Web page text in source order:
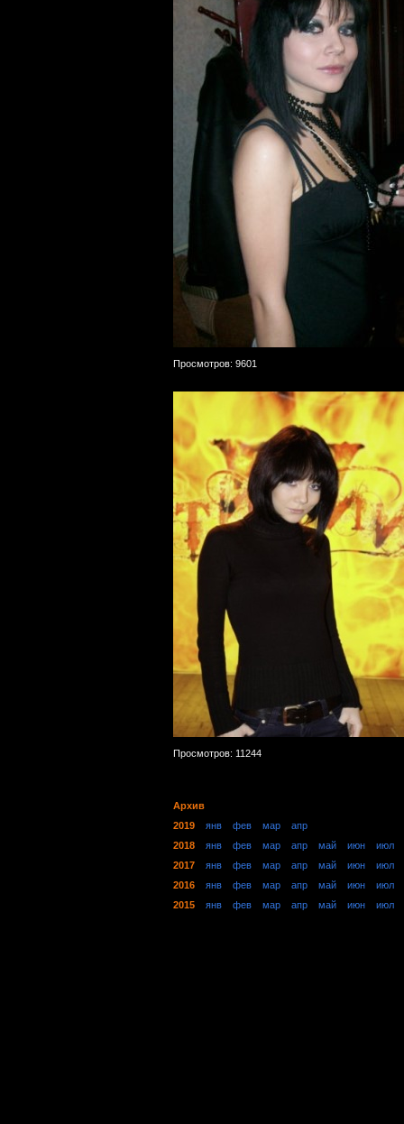
Просмотров: 9601
Просмотров: 11244
Архив
2019
янв фев мар
апр
2018
янв фев мар апр май июн
июл
2017
янв фев мар апр май июн
июл
2016
янв фев мар апр май июн
июл
2015
янв фев мар апр май июн июл